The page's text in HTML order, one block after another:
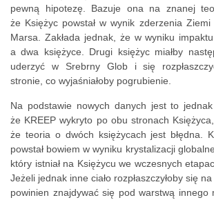
pewną hipotezę. Bazuje ona na znanej
że Księżyc powstał w wynik zderzenia
Marsa. Zakłada jednak, że w wyniku impaktu
a dwa księżyce. Drugi księżyc miałby
uderzyć w Srebrny Glob i się
stronie, co wyjaśniałoby pogrubienie.
Na podstawie nowych danych jest to
że KREEP wykryto po obu stronach
że teoria o dwóch księżycach jest błędna.
powstał bowiem w wyniku krystalizacji
który istniał na Księżycu we wczesnych
Jeżeli jednak inne ciało rozpłaszczyłoby się
powinien znajdywać się pod warstwą innego